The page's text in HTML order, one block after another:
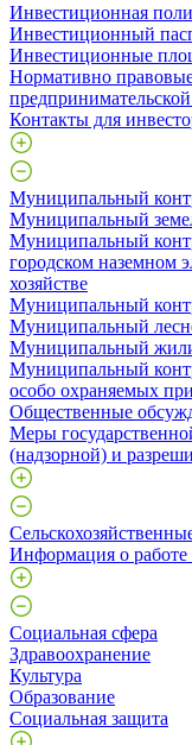
Инвестиционная
Инвестиционный
Инвестиционные
Нормативно
предпринимательской
Контакты для
Муниципальный
Муниципальный
Муниципальный
городском наземном
хозяйстве
Муниципальный
Муниципальный
Муниципальный
Муниципальный
особо охраняемых
Общественные
Меры
(надзорной) и
Информация о работе
Социальная сфера
Здравоохранение
Культура
Образование
Социальная защита